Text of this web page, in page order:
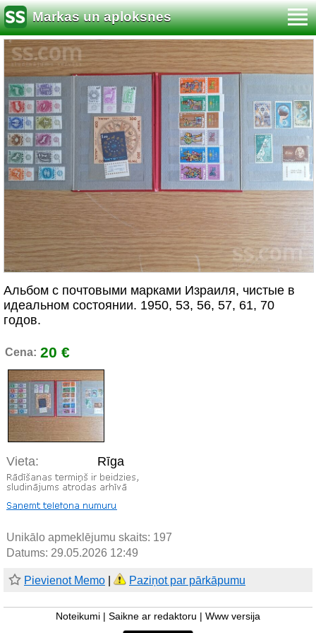
Markas un aploksnes
Альбом с почтовыми марками Израиля, чистые в
идеальном состоянии. 1950, 53, 56, 57, 61, 70
годов.
Cena: 20 €
Vieta: Rīga
Unikālo apmeklējumu skaits: 197
Datums: 29.05.2026 12:49
Pievienot Memo Paziņot par pārkāpumu
Noteikumi Saikne ar redaktoru Www versija